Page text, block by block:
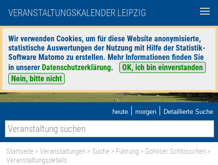
VERANSTALTUNGSKALENDER LEIPZIG
Wir verwenden Cookies, um für diese Website anonymisierte,
statistische Auswertungen der Nutzung mit Hilfe der Statistik-
Software Matomo zu erstellen. Mehr Informationen finden Sie
in unserer Datenschutzerklärung.
OK, ich bin einverstanden
Nein, bitte nicht
heute | morgen | Detaillierte Suche
Startseite >Veranstaltungen > Suche > Führung > Gohliser Schlösschen >
Veranstaltungsdetails